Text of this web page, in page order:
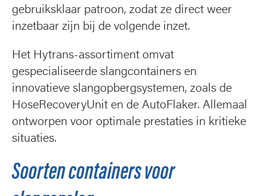
gebruiksklaar patroon, zodat ze direct weer
inzetbaar zijn bij de volgende inzet.
Het Hytrans-assortiment omvat
gespecialiseerde slangcontainers en
innovatieve slangopbergsystemen, zoals de
HoseRecoveryUnit en de AutoFlaker. Allemaal
ontworpen voor optimale prestaties in kritieke
situaties.
Soorten containers voor